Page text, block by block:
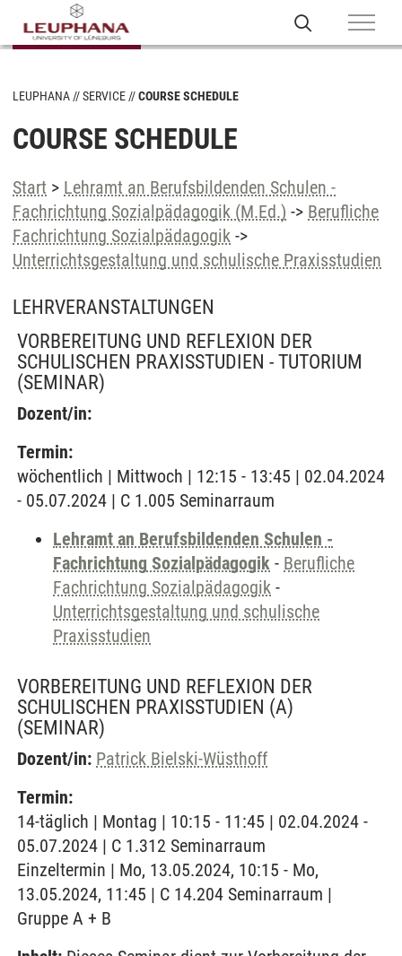
LEUPHANA SERVICE COURSE SCHEDULE
COURSE SCHEDULE
Start > Lehramt an Berufsbildenden Schulen -
Fachrichtung Sozialpädagogik (M.Ed.) -> Berufliche
Fachrichtung Sozialpädagogik ->
Unterrichtsgestaltung und schulische Praxisstudien
LEHRVERANSTALTUNGEN
VORBEREITUNG UND REFLEXION DER
SCHULISCHEN PRAXISSTUDIEN - TUTORIUM
(SEMINAR)
Dozent/in:
Termin:
wöchentlich | Mittwoch | 12:15 - 13:45 | 02.04.2024
- 05.07.2024 | C 1.005 Seminarraum
Lehramt an Berufsbildenden Schulen -
Fachrichtung Sozialpädagogik - Berufliche
Fachrichtung Sozialpädagogik -
Unterrichtsgestaltung und schulische
Praxisstudien
VORBEREITUNG UND REFLEXION DER
SCHULISCHEN PRAXISSTUDIEN (A)
(SEMINAR)
Dozent/in: Patrick Bielski-Wüsthoff
Termin:
14-täglich | Montag | 10:15 - 11:45 | 02.04.2024 -
05.07.2024 | C 1.312 Seminarraum
Einzeltermin | Mo, 13.05.2024, 10:15 - Mo,
13.05.2024, 11:45 | C 14.204 Seminarraum |
Gruppe A + B